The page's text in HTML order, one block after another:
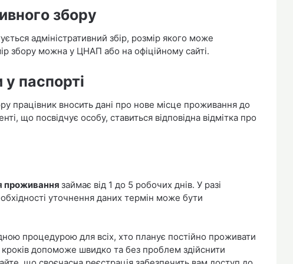
збору
адміністративний збір, розмір якого може
збору можна у ЦНАП або на офіційному сайті.
паспорті
працівник вносить дані про нове місце проживання до
що посвідчує особу, ставиться відповідна відмітка про
проживання займає від 1 до 5 робочих днів. У разі
уточнення даних термін може бути
процедурою для всіх, хто планує постійно проживати
допоможе швидко та без проблем здійснити